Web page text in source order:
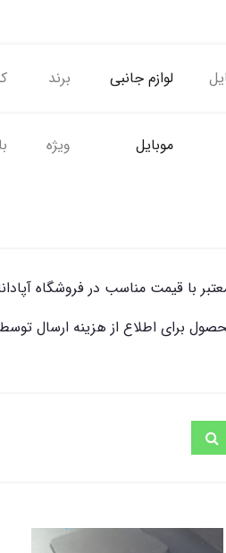
لوازم جانبی
موبایل
برند
ویژه
با قیمت مناسب در فروشگاه
برای اطلاع از هزینه ارسال